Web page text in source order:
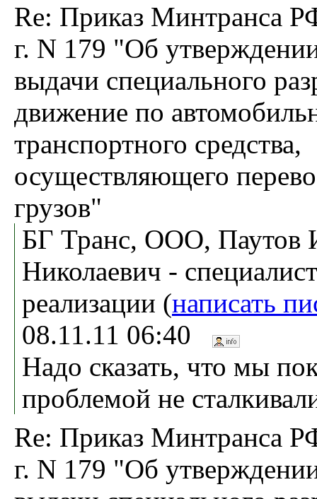
Re: Приказ Минтранса
г. N 179 "Об
выдачи специального
движение по
транспортного средства,
осуществляющего
грузов"
БГ Транс, ООО, Паутов
Николаевич -
реализации (написать
08.11.11 06:40
Надо сказать, что мы
проблемой не
Re: Приказ Минтранса
г. N 179 "Об